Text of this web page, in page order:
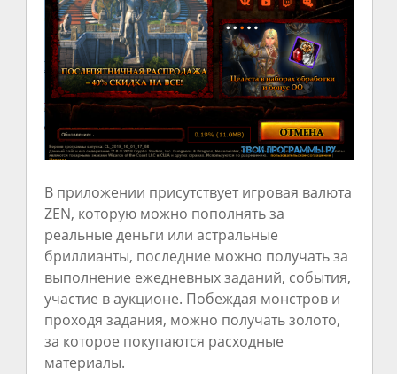
В приложении присутствует игровая валюта
ZEN, которую можно пополнять за
реальные деньги или астральные
бриллианты, последние можно получать за
выполнение ежедневных заданий, события,
участие в аукционе. Побеждая монстров и
проходя задания, можно получать золото,
за которое покупаются расходные
материалы.